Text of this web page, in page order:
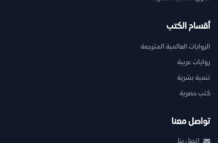
أقسام الكتب
الروايات العالمية المترجمة
روايات عربية
تنمية بشرية
كتب حصرية
تواصل معنا
اتصل بنا